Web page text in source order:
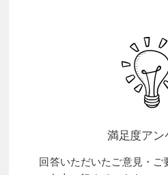
満足度アン
回答いただいたご意見・ご